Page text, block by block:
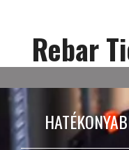
Rebar